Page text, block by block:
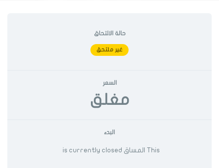
حالة الالتحاق
غير ملتحق
السعر
مغلق
البدء
This المساق is currently closed